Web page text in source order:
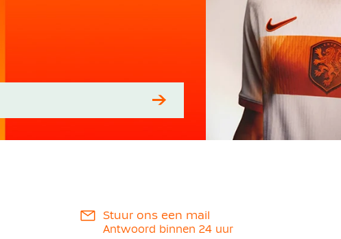
Stuur ons een mail
Antwoord binnen 24 uur